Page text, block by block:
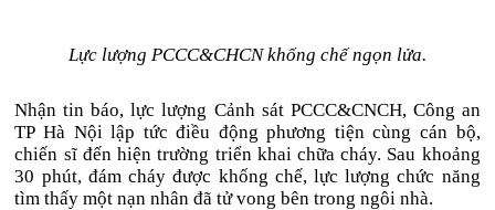
Lực lượng PCCC&CHCN khống chế ngọn lửa.
Nhận tin báo, lực lượng Cảnh sát PCCC&CNCH, Công an
TP Hà Nội lập tức điều động phương tiện cùng cán bộ,
chiến sĩ đến hiện trường triển khai chữa cháy. Sau khoảng
30 phút, đám cháy được khống chế, lực lượng chức năng
tìm thấy một nạn nhân đã tử vong bên trong ngôi nhà.